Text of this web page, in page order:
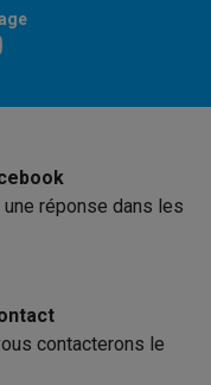
réponse dans les
contacterons le